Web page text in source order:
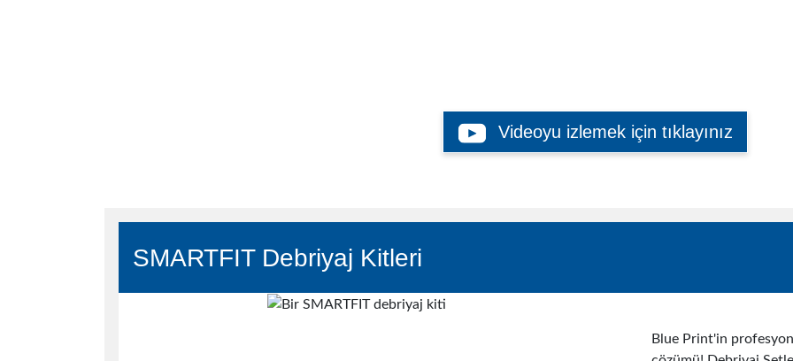
Videoyu izlemek için tıklayınız
SMARTFIT Debriyaj Kitleri
Blue Print'in